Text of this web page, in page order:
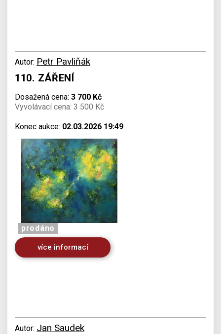
Autor: Petr Pavliňák
110. ZÁŘENÍ
Dosažená cena: 3 700 Kč
Vyvolávací cena: 3 500 Kč
Konec aukce: 02.03.2026 19:49
prodáno
více informací
Autor: Jan Saudek